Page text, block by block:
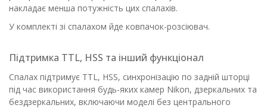
накладає менша потужність цих спалахів.
У комплекті зі спалахом йде ковпачок-розсіювач.
Підтримка TTL, HSS та інший функціонал
Спалах підтримує TTL, HSS, синхронізацію по задній шторці
під час використання будь-яких камер Nikon, дзеркальних та
бездзеркальних, включаючи моделі без центрального